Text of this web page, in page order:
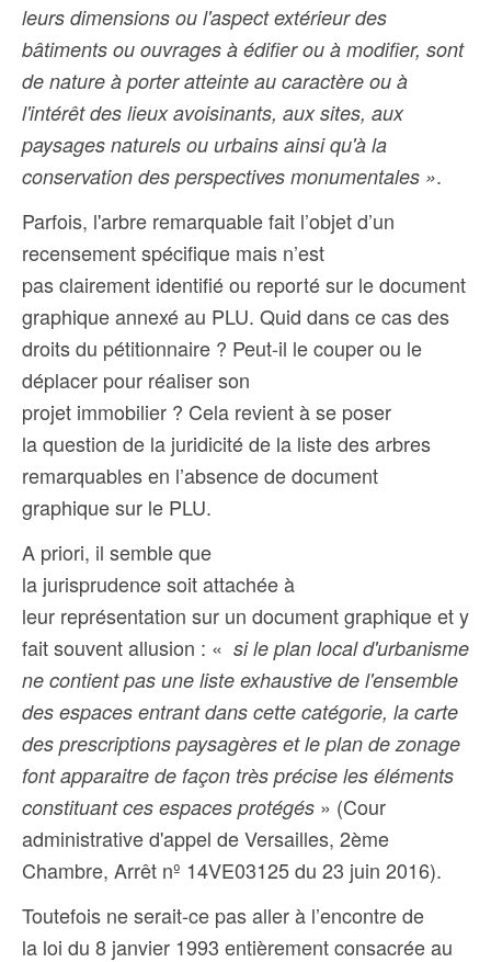
leurs dimensions ou l'aspect extérieur des
bâtiments ou ouvrages à édifier ou à modifier, sont
de nature à porter atteinte au caractère ou à
l'intérêt des lieux avoisinants, aux sites, aux
paysages naturels ou urbains ainsi qu'à la
conservation des perspectives monumentales ».
Parfois, l'arbre remarquable fait l’objet d’un
recensement spécifique mais n’est
pas clairement identifié ou reporté sur le document
graphique annexé au PLU. Quid dans ce cas des
droits du pétitionnaire ? Peut-il le couper ou le
déplacer pour réaliser son
projet immobilier ? Cela revient à se poser
la question de la juridicité de la liste des arbres
remarquables en l’absence de document
graphique sur le PLU.
A priori, il semble que
la jurisprudence soit attachée à
leur représentation sur un document graphique et y
fait souvent allusion : « si le plan local d'urbanisme
ne contient pas une liste exhaustive de l'ensemble
des espaces entrant dans cette catégorie, la carte
des prescriptions paysagères et le plan de zonage
font apparaitre de façon très précise les éléments
constituant ces espaces protégés » (Cour
administrative d'appel de Versailles, 2ème
Chambre, Arrêt nº 14VE03125 du 23 juin 2016).
Toutefois ne serait-ce pas aller à l’encontre de
la loi du 8 janvier 1993 entièrement consacrée au